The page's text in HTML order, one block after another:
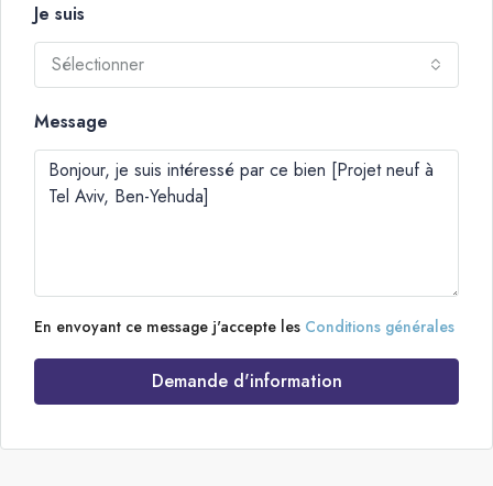
Je suis
Sélectionner
Message
En envoyant ce message j'accepte les Conditions générales
Demande d'information